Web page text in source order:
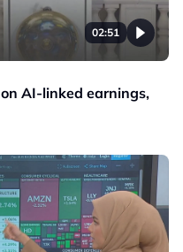
02:51
AI-linked earnings,